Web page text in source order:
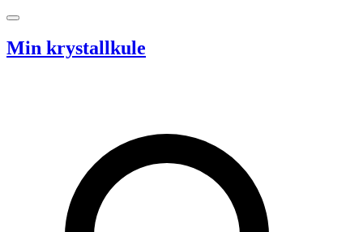
Hopp til innhold
Min krystallkule